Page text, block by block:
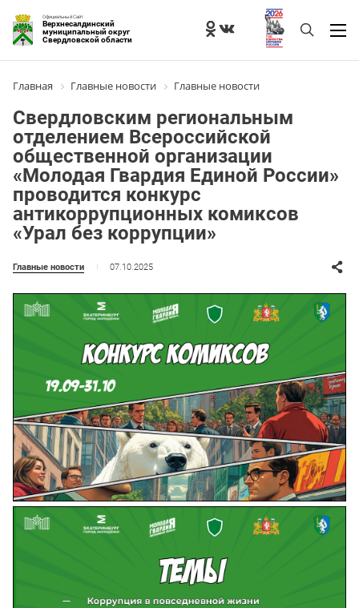
Официальный Сайт
Верхнесалдинский
муниципальный округ
Свердловской области
Главная Главные новости Главные новости
Свердловским региональным
отделением Всероссийской
общественной организации
«Молодая Гвардия Единой России»
проводится конкурс
антикоррупционных комиксов
«Урал без коррупции»
Главные новости 07.10.2025